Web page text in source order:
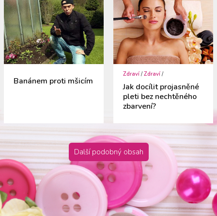
Banánem proti mšicím
Zdraví /Zdraví /
Jak docílit projasněné
pleti bez nechtěného
zbarvení?
Další podobný obsah